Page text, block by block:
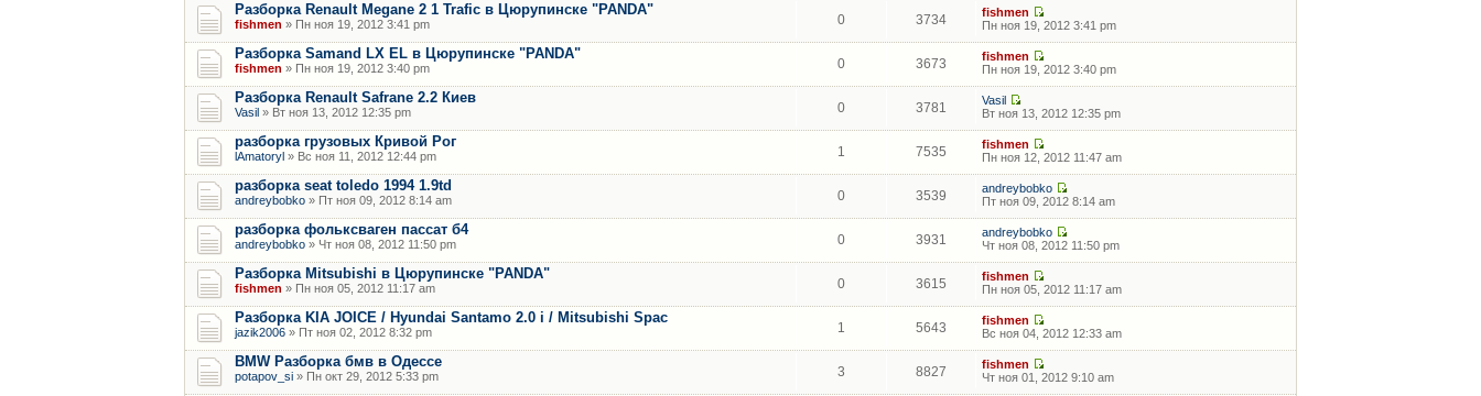
Разборка Renault Megane 2 1 Trafic в Цюрупинске "PANDA"
fishmen » Пн ноя 19, 2012 3:41 pm 0 3734
fishmen
Пн ноя 19, 2012 3:41 pm
Разборка Samand LX EL в Цюрупинске "PANDA"
fishmen » Пн ноя 19, 2012 3:40 pm 0 3673
fishmen
Пн ноя 19, 2012 3:40 pm
Разборка Renault Safrane 2.2 Киев
Vasil » Вт ноя 13, 2012 12:35 pm 0 3781
Vasil
Вт ноя 13, 2012 12:35 pm
разборка грузовых Кривой Рог
lAmatoryl » Вс ноя 11, 2012 12:44 pm 1 7535
fishmen
Пн ноя 12, 2012 11:47 am
разборка seat toledo 1994 1.9td
andreybobko » Пт ноя 09, 2012 8:14 am 0 3539
andreybobko
Пт ноя 09, 2012 8:14 am
разборка фольксваген пассат б4
andreybobko » Чт ноя 08, 2012 11:50 pm 0 3931
andreybobko
Чт ноя 08, 2012 11:50 pm
Разборка Mitsubishi в Цюрупинске "PANDA"
fishmen » Пн ноя 05, 2012 11:17 am 0 3615
fishmen
Пн ноя 05, 2012 11:17 am
Разборка KIA JOICE / Hyundai Santamo 2.0 i / Mitsubishi Spac
jazik2006 » Пт ноя 02, 2012 8:32 pm 1 5643
fishmen
Вс ноя 04, 2012 12:33 am
BMW Разборка бмв в Одессе
potapov_si » Пн окт 29, 2012 5:33 pm 3 8827
fishmen
Чт ноя 01, 2012 9:10 am